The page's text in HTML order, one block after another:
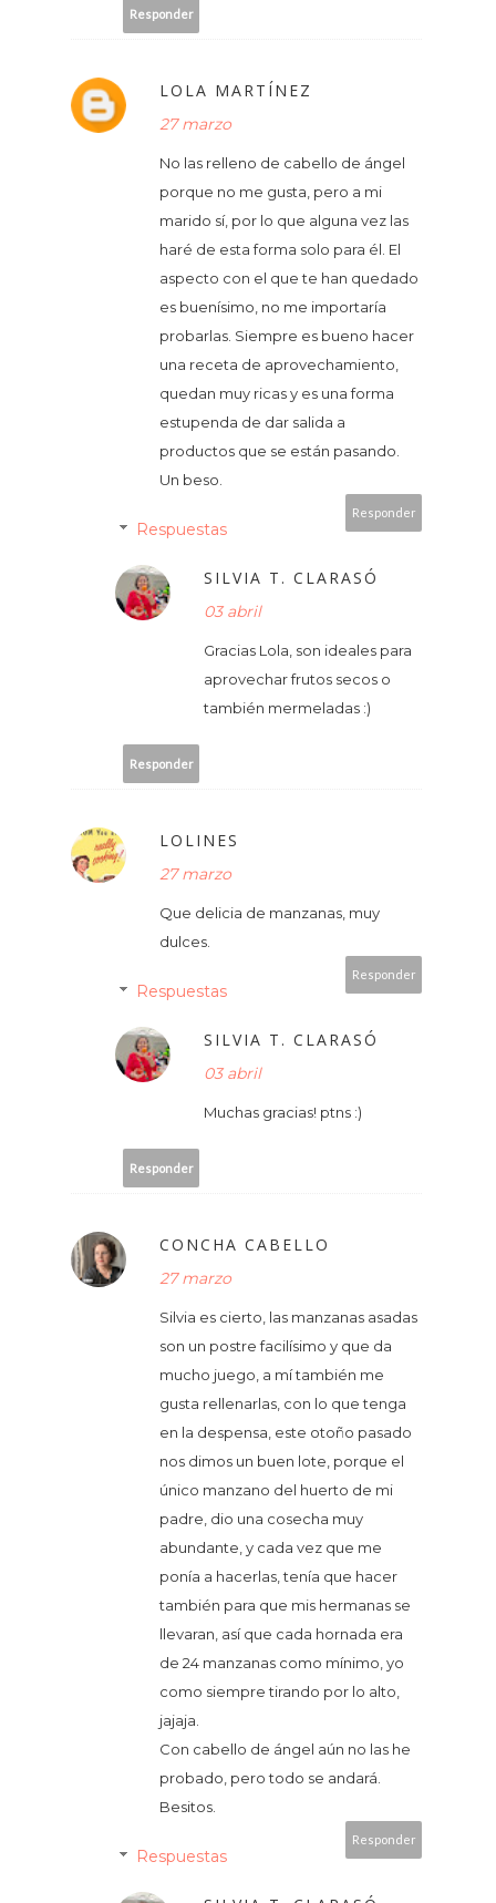
Responder
LOLA MARTÍNEZ
27 marzo
No las relleno de cabello de ángel
porque no me gusta, pero a mi
marido sí, por lo que alguna vez las
haré de esta forma solo para él. El
aspecto con el que te han quedado
es buenísimo, no me importaría
probarlas. Siempre es bueno hacer
una receta de aprovechamiento,
quedan muy ricas y es una forma
estupenda de dar salida a
productos que se están pasando.
Un beso.
Responder
Respuestas
SILVIA T. CLARASÓ
03 abril
Gracias Lola, son ideales para
aprovechar frutos secos o
también mermeladas :)
Responder
LOLINES
27 marzo
Que delicia de manzanas, muy
dulces.
Responder
Respuestas
SILVIA T. CLARASÓ
03 abril
Muchas gracias! ptns :)
Responder
CONCHA CABELLO
27 marzo
Silvia es cierto, las manzanas asadas
son un postre facilísimo y que da
mucho juego, a mí también me
gusta rellenarlas, con lo que tenga
en la despensa, este otoño pasado
nos dimos un buen lote, porque el
único manzano del huerto de mi
padre, dio una cosecha muy
abundante, y cada vez que me
ponía a hacerlas, tenía que hacer
también para que mis hermanas se
llevaran, así que cada hornada era
de 24 manzanas como mínimo, yo
como siempre tirando por lo alto,
jajaja.
Con cabello de ángel aún no las he
probado, pero todo se andará.
Besitos.
Responder
Respuestas